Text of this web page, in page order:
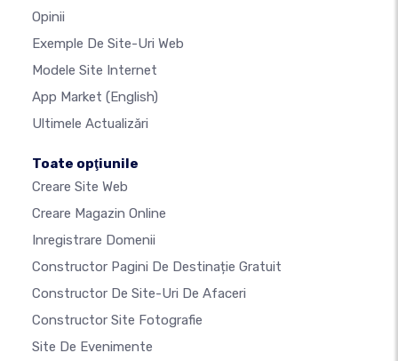
Opinii
Exemple De Site-Uri Web
Modele Site Internet
App Market (English)
Ultimele Actualizări
Toate opţiunile
Creare Site Web
Creare Magazin Online
Inregistrare Domenii
Constructor Pagini De Destinație Gratuit
Constructor De Site-Uri De Afaceri
Constructor Site Fotografie
Site De Evenimente